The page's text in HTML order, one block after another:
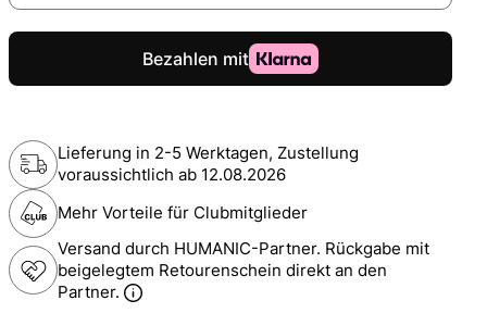
Lieferung in 2-5 Werktagen, Zustellung
voraussichtlich ab 12.08.2026
Mehr Vorteile für Clubmitglieder
Versand durch HUMANIC-Partner. Rückgabe mit
beigelegtem Retourenschein direkt an den
Partner.